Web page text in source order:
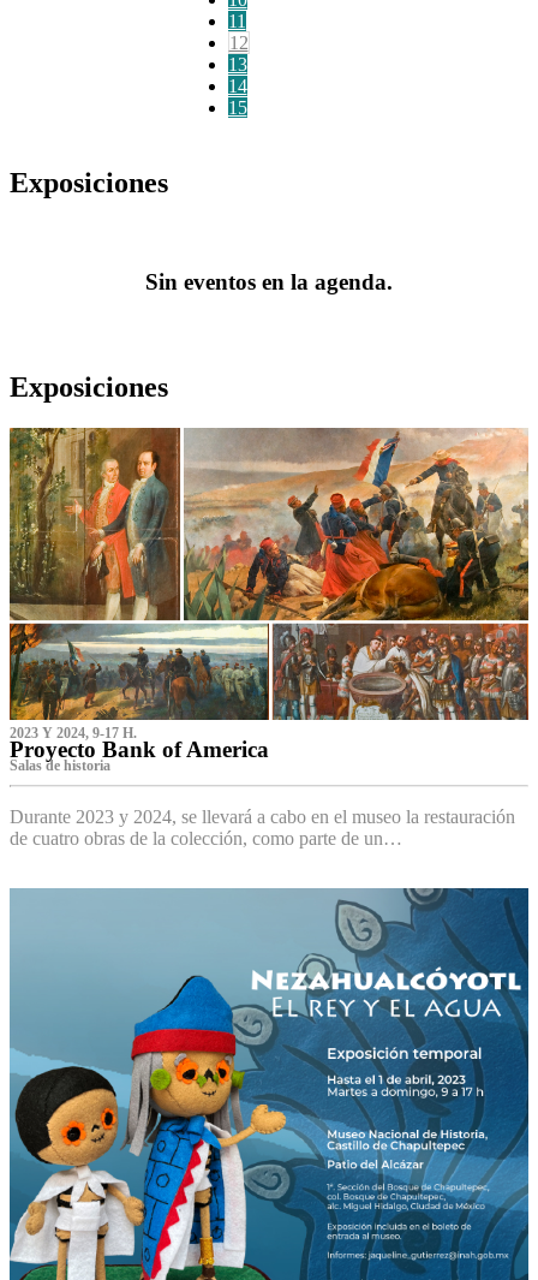
11
12
13
14
15
Exposiciones
Sin eventos en la agenda.
Exposiciones
2023 Y 2024, 9-17 H.
Proyecto Bank of America
S‌alas de historia
Durante 2023 y 2024, se llevará a cabo en el museo la restauración
de cuatro obras de la colección, como parte de un…